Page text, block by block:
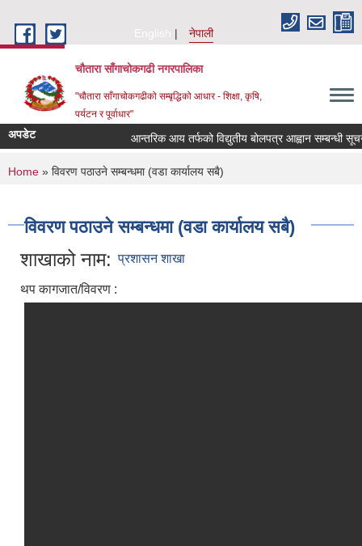
English
नेपाली
चौतारा साँगाचोकगढी नगरपालिका
"चौतारा साँगाचोकगढीको सम्बृद्धिको आधार - शिक्षा, कृषि,
पर्यटन र पूर्वाधार"
अपडेट आन्तरिक आय तर्फको विद्युतीय बोलपत्र आह्वान सम्बन्धी सूचना
You are here
Home » विवरण पठाउने सम्बन्धमा (वडा कार्यालय सबै)
विवरण पठाउने सम्बन्धमा (वडा कार्यालय सबै)
शाखाको नाम: प्रशासन शाखा
थप कागजात/विवरण :